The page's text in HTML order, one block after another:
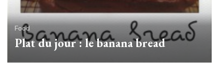
Food
Plat du jour : le banana bread